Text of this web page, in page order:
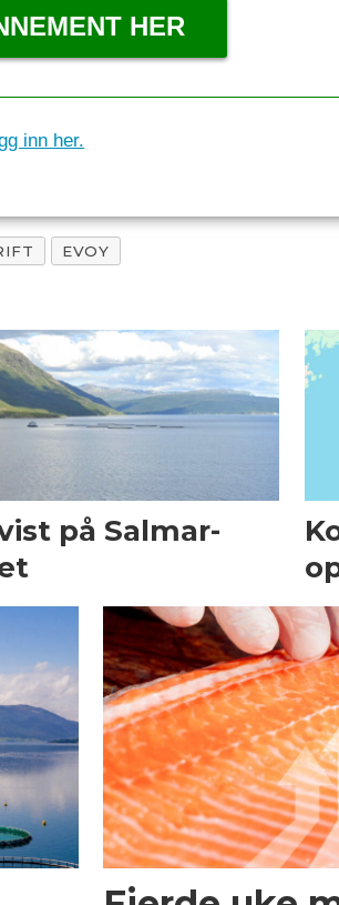
HER
inn her.
EVOY
på Salmar-